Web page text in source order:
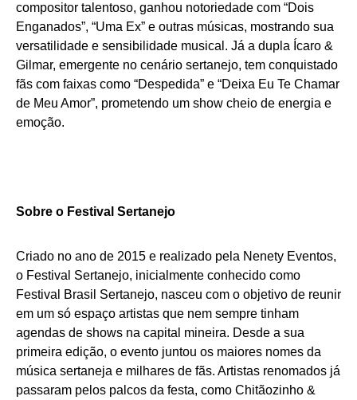
compositor talentoso, ganhou notoriedade com “Dois
Enganados”, “Uma Ex” e outras músicas, mostrando sua
versatilidade e sensibilidade musical. Já a dupla Ícaro &
Gilmar, emergente no cenário sertanejo, tem conquistado
fãs com faixas como “Despedida” e “Deixa Eu Te Chamar
de Meu Amor”, prometendo um show cheio de energia e
emoção.
Sobre o Festival Sertanejo
Criado no ano de 2015 e realizado pela Nenety Eventos,
o Festival Sertanejo, inicialmente conhecido como
Festival Brasil Sertanejo, nasceu com o objetivo de reunir
em um só espaço artistas que nem sempre tinham
agendas de shows na capital mineira. Desde a sua
primeira edição, o evento juntou os maiores nomes da
música sertaneja e milhares de fãs. Artistas renomados já
passaram pelos palcos da festa, como Chitãozinho &